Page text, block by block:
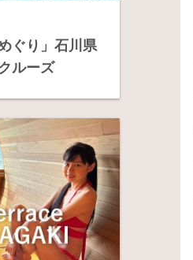
ぐり」石川県
ルーズ